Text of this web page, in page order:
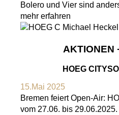
Bolero und Vier sind
mehr erfahren
AKTIONEN
HOEG
15.Mai 2025
Bremen feiert Open-Air:
vom 27.06. bis